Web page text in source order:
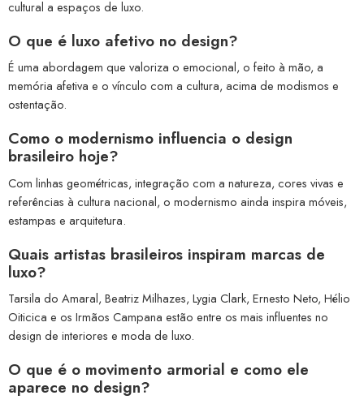
cultural a espaços de luxo.
O que é luxo afetivo no design?
É uma abordagem que valoriza o emocional, o feito à mão, a
memória afetiva e o vínculo com a cultura, acima de modismos e
ostentação.
Como o modernismo influencia o design
brasileiro hoje?
Com linhas geométricas, integração com a natureza, cores vivas e
referências à cultura nacional, o modernismo ainda inspira móveis,
estampas e arquitetura.
Quais artistas brasileiros inspiram marcas de
luxo?
Tarsila do Amaral, Beatriz Milhazes, Lygia Clark, Ernesto Neto, Hélio
Oiticica e os Irmãos Campana estão entre os mais influentes no
design de interiores e moda de luxo.
O que é o movimento armorial e como ele
aparece no design?